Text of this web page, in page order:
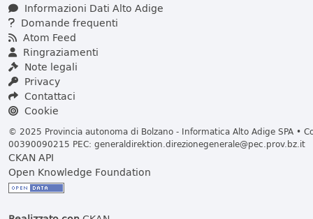
Informazioni Dati Alto Adige
Domande frequenti
Atom Feed
Ringraziamenti
Note legali
Privacy
Contattaci
Cookie
© 2025 Provincia autonoma di Bolzano - Informatica Alto Adige SPA •
00390090215 PEC: generaldirektion.direzionegenerale@pec.prov.bz.it
CKAN API
Open Knowledge Foundation